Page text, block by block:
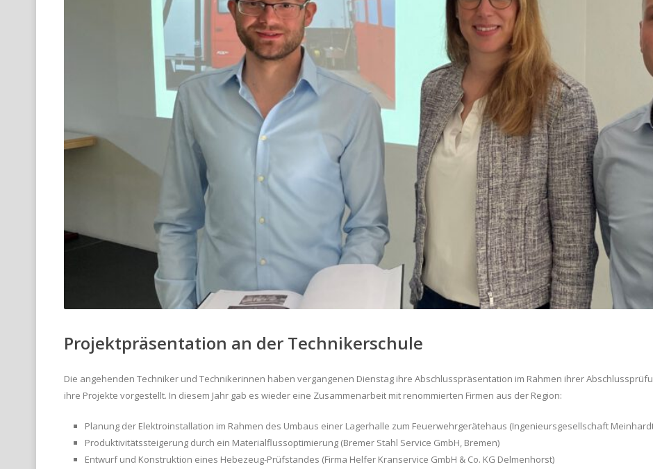
Projektpräsentation an der Technikerschule
Die angehenden Techniker und Technikerinnen haben vergangenen Dienstag ihre Abschlusspräsentation im Rahmen ihrer
ihre Projekte vorgestellt. In diesem Jahr gab es wieder eine Zusammenarbeit mit renommierten Firmen aus der Region:
Planung der Elektroinstallation im Rahmen des Umbaus einer Lagerhalle zum Feuerwehrgerätehaus (Ingenieursgesellschaft
Produktivitätssteigerung durch ein Materialflussoptimierung (Bremer Stahl Service GmbH, Bremen)
Entwurf und Konstruktion eines Hebezeug-Prüfstandes (Firma Helfer Kranservice GmbH & Co. KG Delmenhorst)